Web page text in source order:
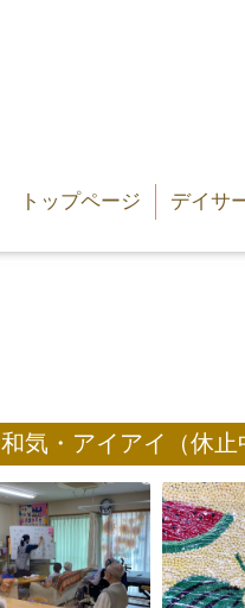
トップページ デイサ
和気・アイアイ（休止